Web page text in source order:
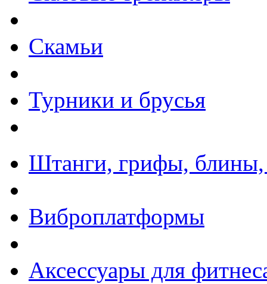
Скамьи
Турники и брусья
Штанги, грифы, блины,
Виброплатформы
Аксессуары для